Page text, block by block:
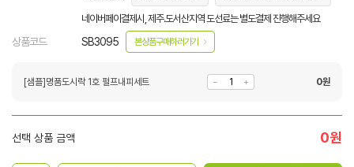
네이버페이결제시, 제주.도서산지역 도선료는 별도결제 진행해주세요
상품코드 SB3095 본상품구매하러가기
[샘플]명품도시락 1호 펄프내피세트 0원
선택 상품 금액 0원